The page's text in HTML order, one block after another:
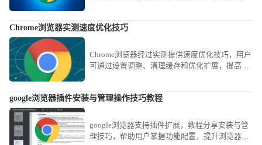
Chrome浏览器实测速度优化技巧
Chrome浏览器经过实测提供速度优化技巧，用户
可通过设置调整、清理缓存和优化扩展，提高浏
google浏览器插件安装与管理操作技巧教程
google浏览器支持插件扩展，教程分享安装与管
理技巧，帮助用户掌握功能配置，提升浏览器使